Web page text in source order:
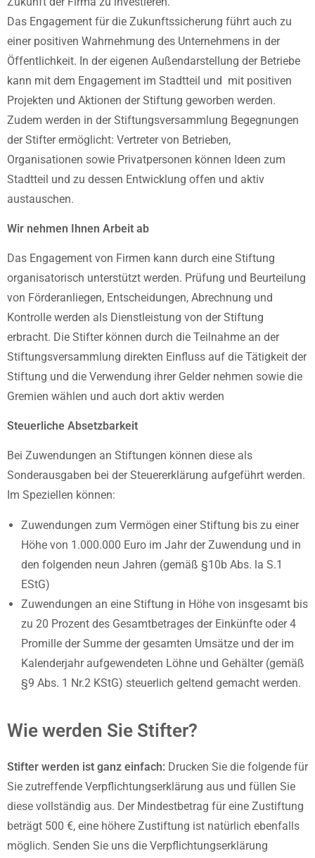
Das Engagement für die Zukunftssicherung führt auch zu
einer positiven Wahrnehmung des Unternehmens in der
Öffentlichkeit. In der eigenen Außendarstellung der Betriebe
kann mit dem Engagement im Stadtteil und mit positiven
Projekten und Aktionen der Stiftung geworben werden.
Zudem werden in der Stiftungsversammlung Begegnungen
der Stifter ermöglicht: Vertreter von Betrieben,
Organisationen sowie Privatpersonen können Ideen zum
Stadtteil und zu dessen Entwicklung offen und aktiv
austauschen.
Wir nehmen Ihnen Arbeit ab
Das Engagement von Firmen kann durch eine Stiftung
organisatorisch unterstützt werden. Prüfung und Beurteilung
von Förderanliegen, Entscheidungen, Abrechnung und
Kontrolle werden als Dienstleistung von der Stiftung
erbracht. Die Stifter können durch die Teilnahme an der
Stiftungsversammlung direkten Einfluss auf die Tätigkeit der
Stiftung und die Verwendung ihrer Gelder nehmen sowie die
Gremien wählen und auch dort aktiv werden
Steuerliche Absetzbarkeit
Bei Zuwendungen an Stiftungen können diese als
Sonderausgaben bei der Steuererklärung aufgeführt werden.
Im Speziellen können:
Zuwendungen zum Vermögen einer Stiftung bis zu einer
Höhe von 1.000.000 Euro im Jahr der Zuwendung und in
den folgenden neun Jahren (gemäß §10b Abs. la S.1
EStG)
Zuwendungen an eine Stiftung in Höhe von insgesamt bis
zu 20 Prozent des Gesamtbetrages der Einkünfte oder 4
Promille der Summe der gesamten Umsätze und der im
Kalenderjahr aufgewendeten Löhne und Gehälter (gemäß
§9 Abs. 1 Nr.2 KStG) steuerlich geltend gemacht werden.
Wie werden Sie Stifter?
Stifter werden ist ganz einfach: Drucken Sie die folgende für
Sie zutreffende Verpflichtungserklärung aus und füllen Sie
diese vollständig aus. Der Mindestbetrag für eine Zustiftung
beträgt 500 €, eine höhere Zustiftung ist natürlich ebenfalls
möglich. Senden Sie uns die Verpflichtungserklärung